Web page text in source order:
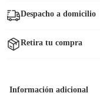
Despacho a domicilio
Retira tu compra
Información adicional